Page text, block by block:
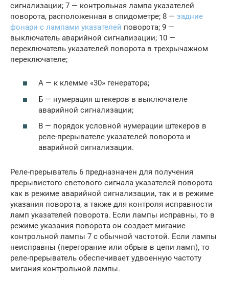
сигнализации; 7 — контрольная лампа указателей
поворота, расположенная в спидометре; 8 — задние
фонари с лампами указателей поворота; 9 —
выключатель аварийной сигнализации; 10 —
переключатель указателей поворота в трехрычажном
переключателе;
А — к клемме «30» генератора;
Б — нумерация штекеров в выключателе
аварийной сигнализации;
В — порядок условной нумерации штекеров в
реле-прерывателе указателей поворота и
аварийной сигнализации.
Реле-прерыватель 6 предназначен для получения
прерывистого светового сигнала указателей поворота
как в режиме аварийной сигнализации, так и в режиме
указания поворота, а также для контроля исправности
ламп указателей поворота. Если лампы исправны, то в
режиме указания поворота он создает мигание
контрольной лампы 7 с обычной частотой. Если лампы
неисправны (перегорание или обрыв в цепи ламп), то
реле-прерыватель обеспечивает удвоенную частоту
мигания контрольной лампы.